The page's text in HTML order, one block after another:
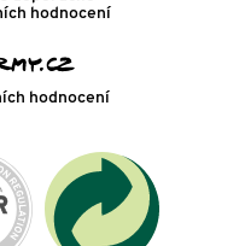
hodnocení
hodnocení